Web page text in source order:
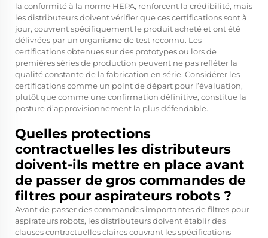
la conformité à la norme HEPA, renforcent la crédibilité, mais
les distributeurs doivent vérifier que ces certifications sont à
jour, couvrent spécifiquement le produit acheté et ont été
délivrées par un organisme de test reconnu. Les
certifications obtenues sur des prototypes ou lors de
premières séries de production peuvent ne pas refléter la
qualité constante de la fabrication en série. Considérer les
certifications comme un point de départ pour l’évaluation,
plutôt que comme une confirmation définitive, constitue la
posture d’approvisionnement la plus défendable.
Quelles protections
contractuelles les distributeurs
doivent-ils mettre en place avant
de passer de gros commandes de
filtres pour aspirateurs robots ?
Avant de passer des commandes importantes de filtres pour
aspirateurs robots, les distributeurs doivent établir des
clauses contractuelles claires couvrant les spécifications